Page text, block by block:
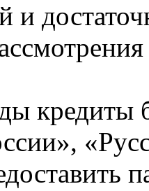
кредиты